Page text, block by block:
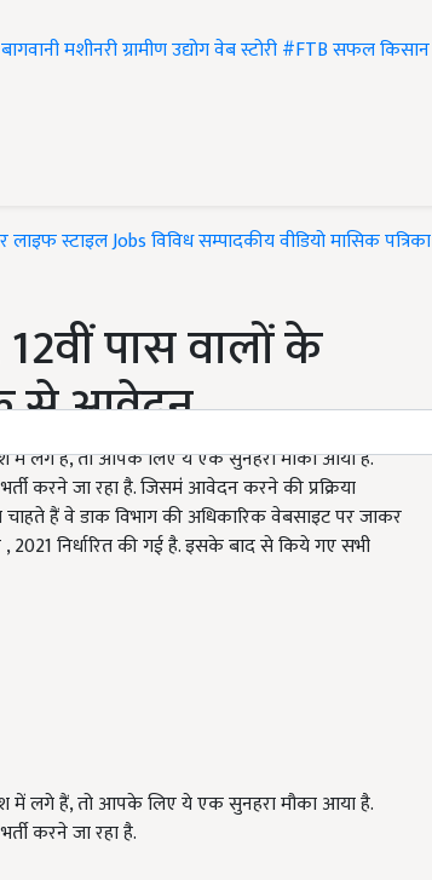
बागवानीमशीनरीग्रामीण उद्योगवेब स्टोरी#FTBसफल किसान
लाइफ स्टाइलJobsविविधसम्पादकीयवीडियोमासिक पत्रिका
पास वालों के
से आवेदन
में लगे हैं, तो आपके लिए ये एक सुनहरा मौका आया है.
करने जा रहा है. जिसमंं आवेदन करने की प्रक्रिया
हैं वे डाक विभाग की अधिकारिक वेबसाइट पर जाकर
निर्धारित की गई है. इसके बाद से किये गए सभी
में लगे हैं, तो आपके लिए ये एक सुनहरा मौका आया है.
करने जा रहा है.